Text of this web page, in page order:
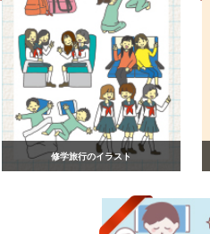
修学旅行のイラスト